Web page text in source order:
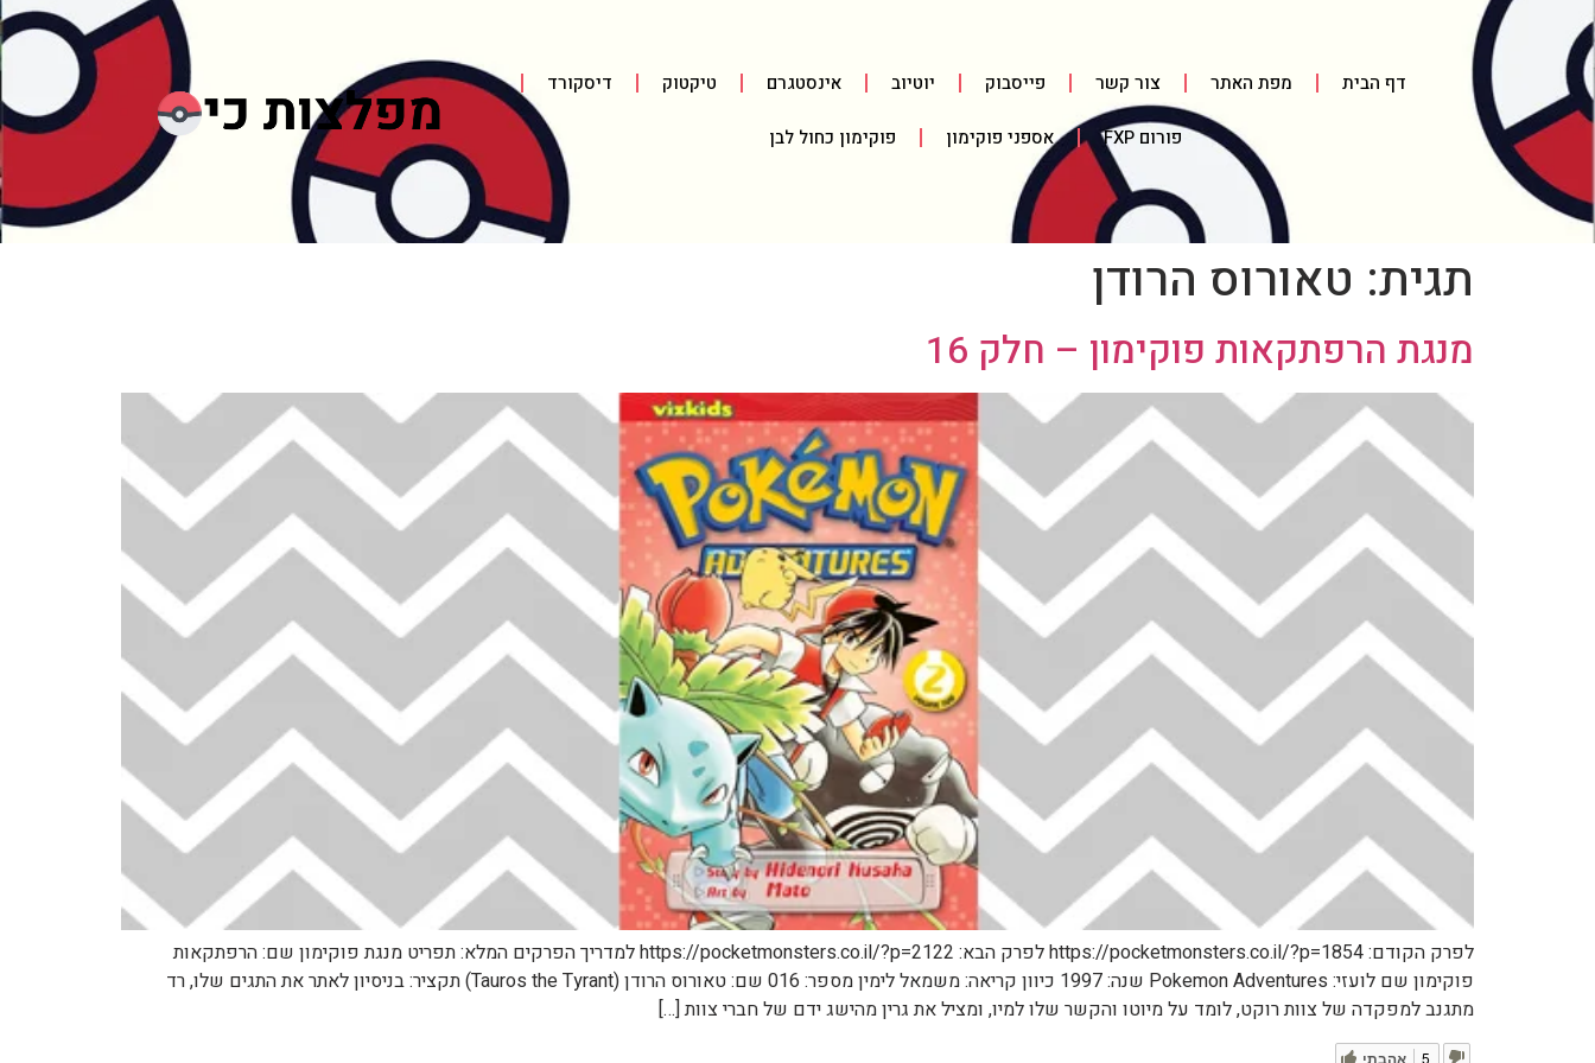
דף הבית מפת האתר צור קשר פייסבוק יוטיוב אינסטגרם טיקטוק דיסקורד
פורום FXP אספני פוקימון פוקימון כחול לבן
תגית: טאורוס הרודן
מנגת הרפתקאות פוקימון – חלק 16
לפרק הקודם: https://pocketmonsters.co.il/?p=1854 לפרק הבא: https://pocketmonsters.co.il/?p=2122 למדריך הפרקים המלא: תפריט מנגת פוקימון שם: הרפתקאות
פוקימון שם לועזי: Pokemon Adventures שנה: 1997 כיוון קריאה: משמאל לימין מספר: 016 שם: טאורוס הרודן (Tauros the Tyrant) תקציר: בניסיון לאתר את התגים שלו, רד
מתגנב למפקדה של צוות רוקט, לומד על מיוטו והקשר שלו למיו, ומציל את גרין מהישג ידם של חברי צוות […]
אהבתי 5